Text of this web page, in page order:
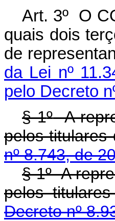
Art. 3º O
quais dois
de
da Lei nº
pelo Decreto
§ 1ºA
pelos
nº 8.743, de
§ 1ºA
pelos
Decreto nº